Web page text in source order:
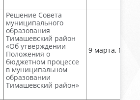
Решение Совета
муниципального
образования
Тимашевский район
«Об утверждении
Положения о
бюджетном процессе
в муниципальном
образовании
Тимашевский район»
9 марта, № 28